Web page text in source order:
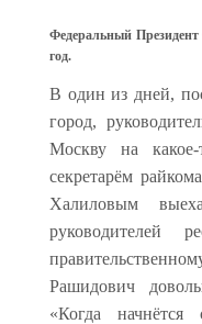
Федеральный
год.
В один из дней,
город,
Москву на
секретарём
Халиловым
руководителей
Рашидович
«Когда начнётся